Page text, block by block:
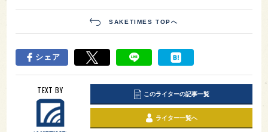
SAKETIMES TOPへ
シェア
TEXT BY このライターの記事一覧
ライター一覧へ